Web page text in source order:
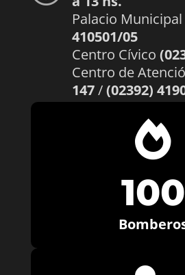
Palacio Municipal
410501/05
Centro Cívico
Centro de
147/(02392)

100